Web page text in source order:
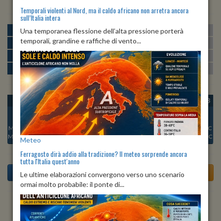
MATTINA min:19º max:26º U:
POMERIGGIO min:27º max:28º
SERA min:21º max:28º U:66% 78%
NOTTE min: 19º max:20º U:76%
OGGI
Min:
23°C
Max:25°C
SAB 08
Min:
Max:26°C
DOM 09
Min:21°C
Max:26°C
LUN 10
Min:
21°C
Max:27°C
MAR 11
Max:28°C
MER 12
Min:21°C
Max:28°C
GIO 13
21°C
Max:26°C
Previsioni del Tempo a Tornimparte tra 5 giorni
Temporali violenti al Nord, ma il caldo africano non arretra ancora
sull’Italia intera
Una temporanea flessione dell’alta pressione porterà
temporali, grandine e raffiche di vento...
Meteo
Ferragosto dirà addio alla tradizione? Il meteo sorprende ancora
tutta l'Italia quest'anno
Le ultime elaborazioni convergono verso uno scenario
ormai molto probabile: il ponte di...